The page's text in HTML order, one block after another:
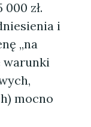
zł.
i
„na
warunki
mocno